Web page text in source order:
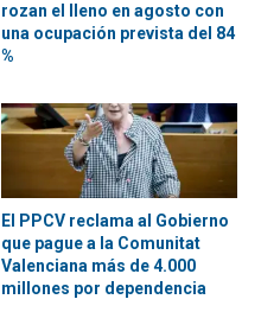
rozan el lleno en agosto con
una ocupación prevista del 84
%
El PPCV reclama al Gobierno
que pague a la Comunitat
Valenciana más de 4.000
millones por dependencia